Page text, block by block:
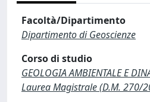
Facoltà/Dipartimento
Dipartimento di Geoscienze
Corso di studio
GEOLOGIA AMBIENTALE E
Laurea Magistrale (D.M. 270/